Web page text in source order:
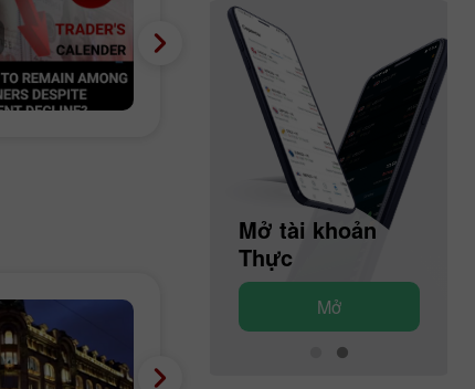
Mở
Mở tài khoản
Thực
Mở